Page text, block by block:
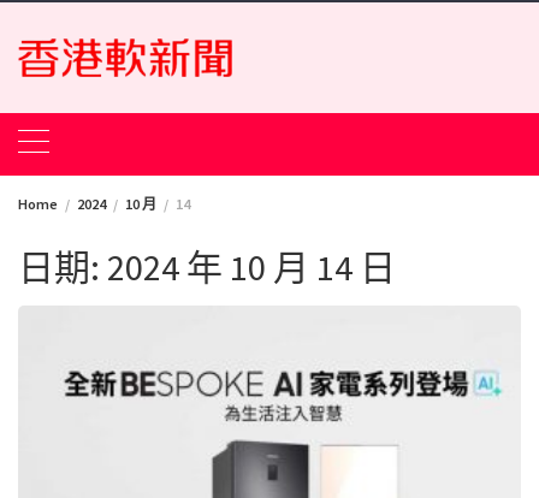
Skip
content
Home 2024 10 月 14
日期: 2024 年 10 月 14 日